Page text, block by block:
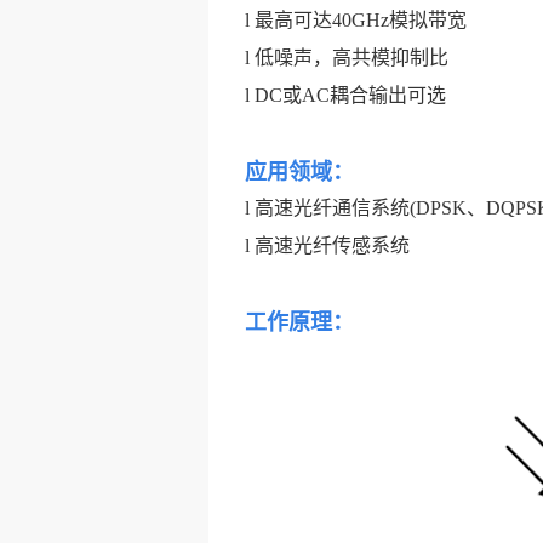
l 最高可达40GHz模拟带宽
l 低噪声，高共模抑制比
l DC或AC耦合输出可选
应用领域：
l 高速光纤通信系统(DPSK、
l 高速光纤传感系统
工作原理：